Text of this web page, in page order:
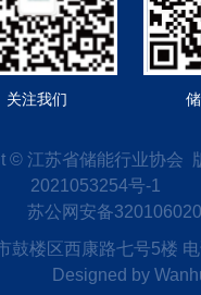
关注我们
© 江苏省储能行业协会
2021053254号-1
苏公网安备
鼓楼区西康路七号5楼
Designed by